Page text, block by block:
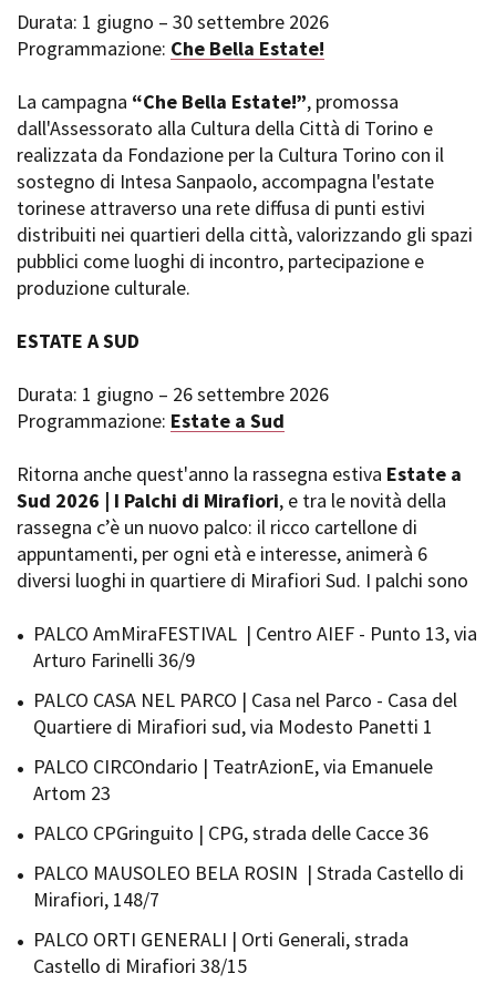
PRODUCTION GUIDE
Strutture di servizio
Professionisti
Attrici-Attori
Beginners
LOCATION GUIDE
FILM DATABASE
BOOK DATABASE
NEWS
Torino Film Festival
David di Donatello
Nastri d’Argento
Premio Solinas
STRUMENTI
Location - Accedi al tuo
profilo
Location - Nuovo utente
Newsletter
Lavora con noi
economia
Amministrazione trasparente
Bandi e gare
Privacy
Cookie policy
Whistleblowing
Credits
Durata: 1 giugno – 30 settembre 2026
Programmazione: Che Bella Estate!
La campagna “Che Bella Estate!”, promossa
dall'Assessorato alla Cultura della Città di Torino e
realizzata da Fondazione per la Cultura Torino con il
sostegno di Intesa Sanpaolo, accompagna l'estate
torinese attraverso una rete diffusa di punti estivi
distribuiti nei quartieri della città, valorizzando gli spazi
pubblici come luoghi di incontro, partecipazione e
produzione culturale.
ESTATE A SUD
Durata: 1 giugno – 26 settembre 2026
Programmazione: Estate a Sud
Ritorna anche quest'anno la rassegna estiva Estate a
Sud 2026 | I Palchi di Mirafiori, e tra le novità della
rassegna c’è un nuovo palco: il ricco cartellone di
appuntamenti, per ogni età e interesse, animerà 6
diversi luoghi in quartiere di Mirafiori Sud. I palchi sono
PALCO AmMiraFESTIVAL | Centro AIEF - Punto 13, via
Arturo Farinelli 36/9
PALCO CASA NEL PARCO | Casa nel Parco - Casa del
Quartiere di Mirafiori sud, via Modesto Panetti 1
PALCO CIRCOndario | TeatrAzionE, via Emanuele
Artom 23
PALCO CPGringuito | CPG, strada delle Cacce 36
PALCO MAUSOLEO BELA ROSIN | Strada Castello di
Mirafiori, 148/7
PALCO ORTI GENERALI | Orti Generali, strada
Castello di Mirafiori 38/15